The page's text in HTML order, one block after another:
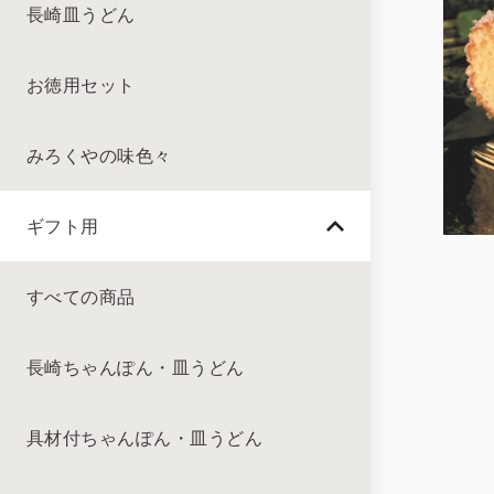
長崎皿うどん
お徳用セット
みろくやの味色々
ギフト用
すべての商品
長崎ちゃんぽん・皿うどん
具材付ちゃんぽん・皿うどん